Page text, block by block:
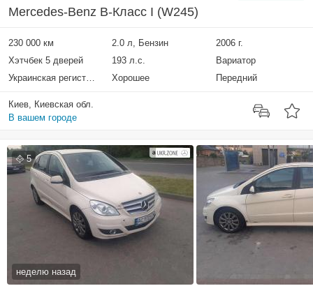
Mercedes-Benz B-Класс I (W245)
230 000 км 2.0 л, Бензин
2006 г.
Хэтчбек 5 дверей
193 л.с.
Вариатор
Украинская регистрация
Хорошее Передний
Киев, Киевская обл.
В вашем городе
5
неделю назад